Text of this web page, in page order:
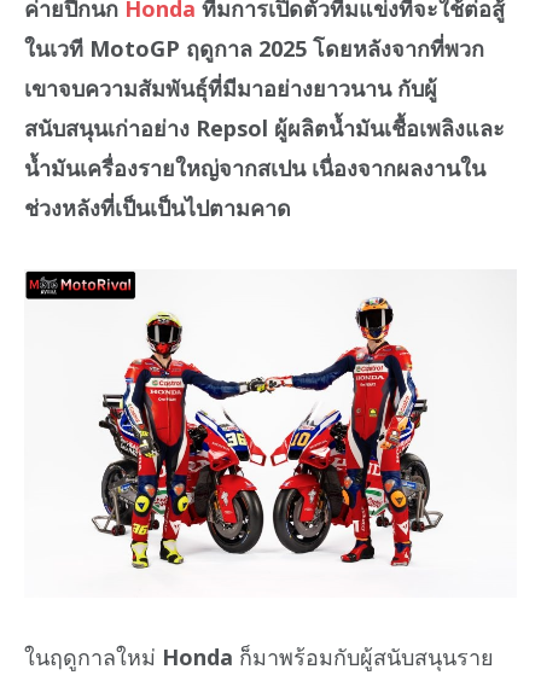
ค่ายปีกนก Honda ทีมการเปิดตัวทีมแข่งที่จะใช้ต่อสู้
ในเวที MotoGP ฤดูกาล 2025 โดยหลังจากที่พวก
เขาจบความสัมพันธุ์ที่มีมาอย่างยาวนาน กับผู้
สนับสนุนเก่าอย่าง Repsol ผู้ผลิตน้ำมันเชื้อเพลิงและ
น้ำมันเครื่องรายใหญ่จากสเปน เนื่องจากผลงานใน
ช่วงหลังที่เป็นเป็นไปตามคาด
ในฤดูกาลใหม่ Honda ก็มาพร้อมกับผู้สนับสนุนราย